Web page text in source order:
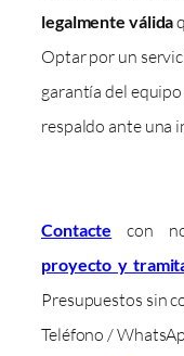
legalmente válida
Optar por un
garantía del
respaldo ante una
Contacte con
proyecto y
Presupuestos sin
Teléfono /